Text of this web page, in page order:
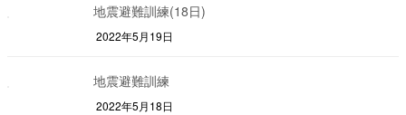
地震避難訓練(18日)
2022年5月19日
地震避難訓練
2022年5月18日